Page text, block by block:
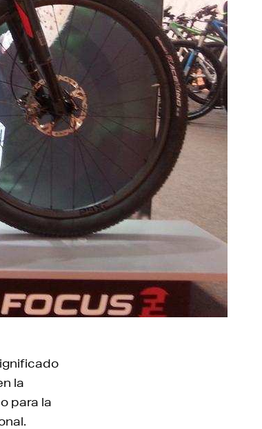
la
para la